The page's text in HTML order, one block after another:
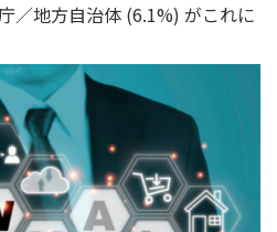
／地方自治体 (6.1%) がこれに